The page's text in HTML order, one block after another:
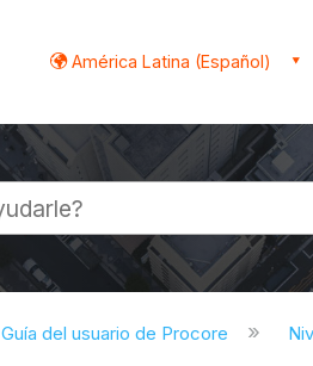
América Latina (Español)
Guía del usuario de Procore